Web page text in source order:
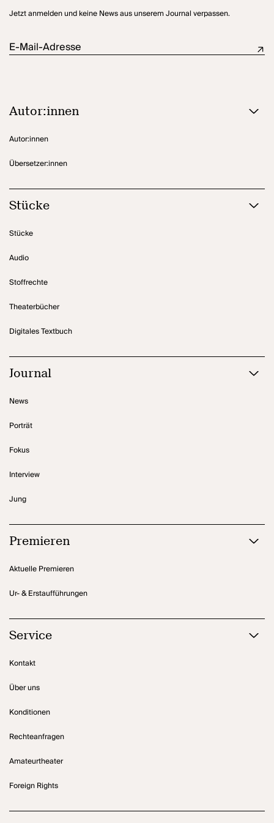
intelligenter Verführung, blankem Entsetzen und Film-Noir oszilliert.
Jetzt anmelden und keine News aus unserem Journal verpassen.
E-Mail-Adresse
Autor:innen
Autor:innen
Übersetzer:innen
Stücke
Stücke
Audio
Stoffrechte
Theaterbücher
Digitales Textbuch
Journal
News
Porträt
Fokus
Interview
Jung
Premieren
Aktuelle Premieren
Ur- & Erstaufführungen
Service
Kontakt
Über uns
Konditionen
Rechteanfragen
Amateurtheater
Foreign Rights